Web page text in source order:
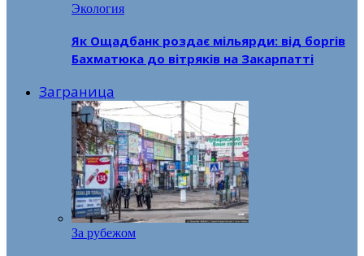
Экология
Як Ощадбанк роздає мільярди: від боргів
Бахматюка до вітряків на Закарпатті
Заграница
За рубежом